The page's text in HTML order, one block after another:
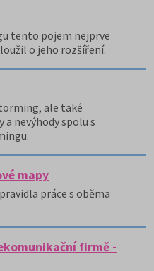
tento pojem nejprve
o jeho rozšíření.
ale také
nevýhody spolu s
mapy
práce s oběma
firmě -